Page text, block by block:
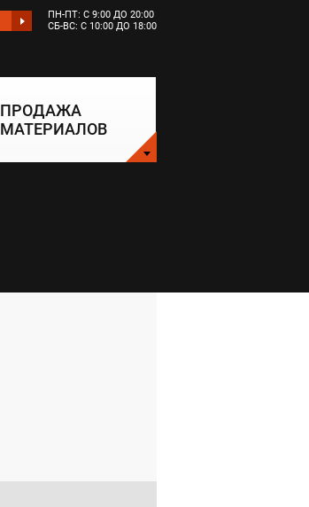
ПН-ПТ: С 9:00 ДО 20:00
СБ-ВС: С 10:00 ДО 18:00
ПРОДАЖА
МАТЕРИАЛОВ